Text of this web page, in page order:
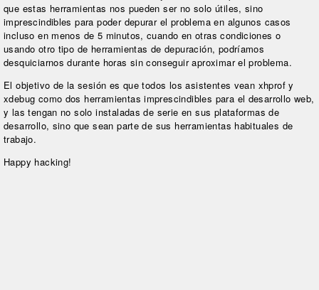
que estas herramientas nos pueden ser no solo útiles, sino
imprescindibles para poder depurar el problema en algunos casos
incluso en menos de 5 minutos, cuando en otras condiciones o
usando otro tipo de herramientas de depuración, podríamos
desquiciarnos durante horas sin conseguir aproximar el problema.
El objetivo de la sesión es que todos los asistentes vean xhprof y
xdebug como dos herramientas imprescindibles para el desarrollo web,
y las tengan no solo instaladas de serie en sus plataformas de
desarrollo, sino que sean parte de sus herramientas habituales de
trabajo.
Happy hacking!